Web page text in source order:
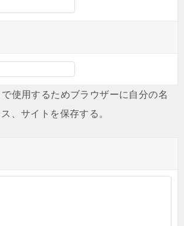
使用するためブラウザーに自分の名
、サイトを保存する。